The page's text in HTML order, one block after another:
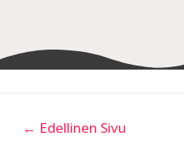
← Edellinen Sivu